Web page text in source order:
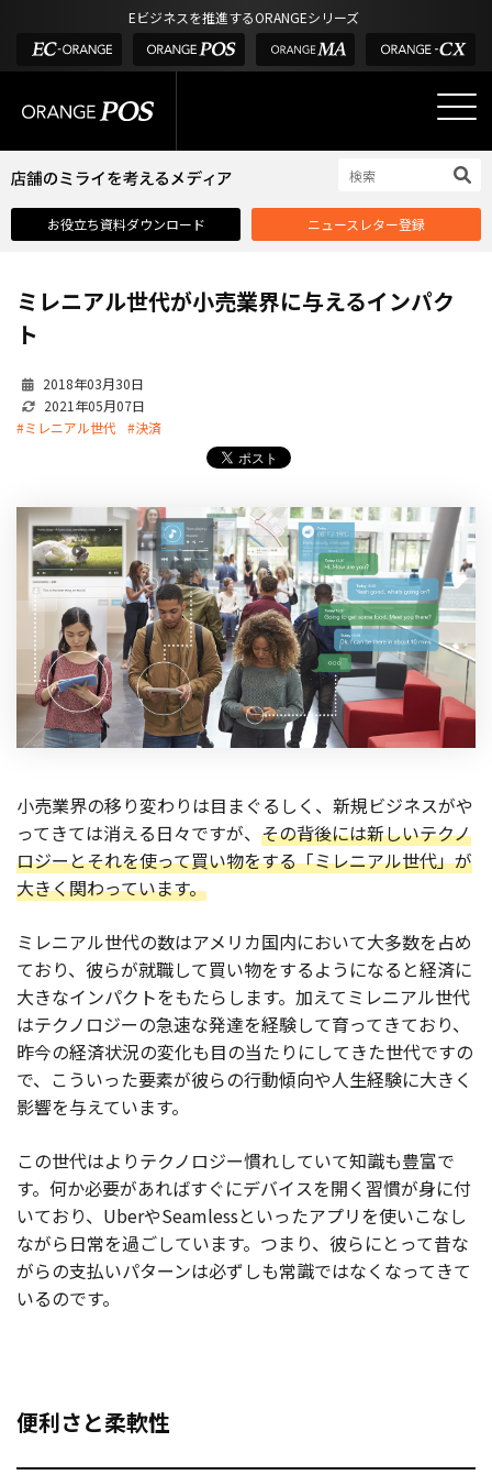
Eビジネスを推進するORANGEシリーズ
タッチパネル式カスタマーディスプレイ
インフラ環境・サポート
業界別ソリューション
酒販・ワイン
サロン
デジタル化・AI導入補助金
POS お役立ち情報
店舗のミライを考えるメディア
03-6432-0346
電話受付：平日 10:00~17:00
お役立ち資料ダウンロード ニュースレター登録
ミレニアル世代が小売業界に与えるインパク
ト
2018年03月30日
2021年05月07日
#ミレニアル世代
#決済
小売業界の移り変わりは目まぐるしく、新規ビジネスがや
ってきては消える日々ですが、 その背後には新しいテクノ
ロジーとそれを使って買い物をする「ミレニアル世代」が
大きく関わっています。
ミレニアル世代の数はアメリカ国内において大多数を占め
ており、彼らが就職して買い物をするようになると経済に
大きなインパクトをもたらします。加えてミレニアル世代
はテクノロジーの急速な発達を経験して育ってきており、
昨今の経済状況の変化も目の当たりにしてきた世代ですの
で、こういった要素が彼らの行動傾向や人生経験に大きく
影響を与えています。
この世代はよりテクノロジー慣れしていて知識も豊富で
す。何か必要があればすぐにデバイスを開く習慣が身に付
いており、UberやSeamlessといったアプリを使いこなし
ながら日常を過ごしています。つまり、彼らにとって昔な
がらの支払いパターンは必ずしも常識ではなくなってきて
いるのです。
便利さと柔軟性